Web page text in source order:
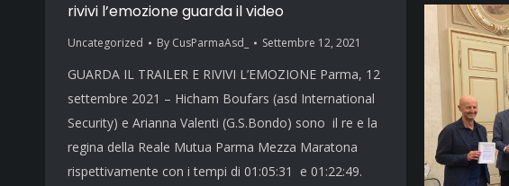
rivivi l’emozione guarda il video
Uncategorized By CusParmaAsd_ Settembre 12, 2021
GUARDA IL TRAILER E RIVIVI L’EMOZIONE Parma, 12
settembre 2021 – Hicham Boufars (asd International
Security) e Arianna Valenti (G.S.Bondo) sono il re e la
regina della Reale Mutua Parma Mezza Maratona
rispettivamente con i tempi di 01:05:31 e 01:22:49.